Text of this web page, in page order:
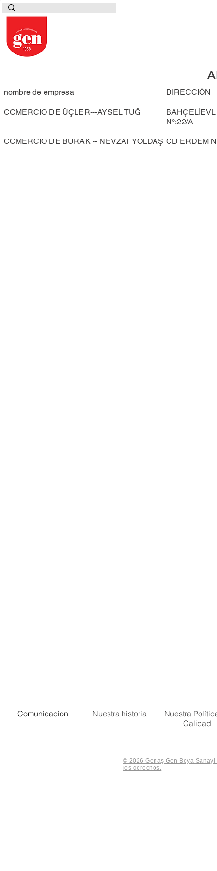
nombre de empresa DIRECCIÓN
COMERCIO DE ÜÇLER---AYSEL TUĞ
N°:22/A
COMERCIO DE BURAK -- NEVZAT YOLDAŞ CD ERDEM
Nuestra historia
Nuestra
Calidad
Comunicación
© 2026 Genaş Gen Boya
los derechos.